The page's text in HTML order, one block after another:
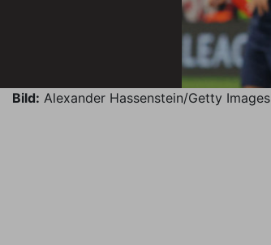
Bild: Alexander Hassenstein/Getty Images